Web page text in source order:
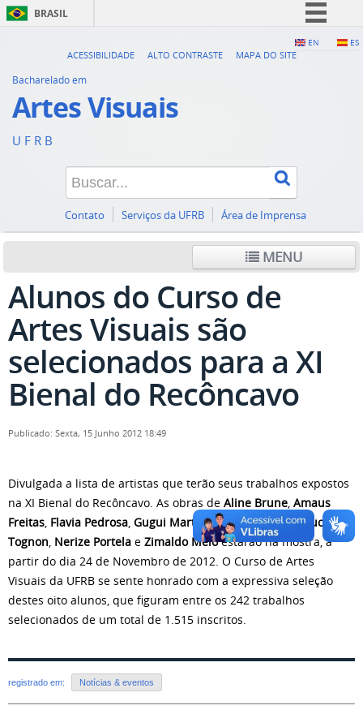
BRASIL
Canais
EN ES
ACESSIBILIDADE ALTO CONTRASTE MAPA DO SITE
Bacharelado em
Artes Visuais
U F R B
Contato Serviços da UFRB Área de Imprensa
MENU
Alunos do Curso de
Artes Visuais são
selecionados para a XI
Bienal do Recôncavo
Publicado: Sexta, 15 Junho 2012 18:49
Divulgada a lista de artistas que terão seus trabalhos expostos
na XI Bienal do Recôncavo. As obras de Aline Brune, Amaus
Freitas, Flavia Pedrosa, Gugui Martinez,Lilian Ventura,Luciana
Tognon, Nerize Portela e Zimaldo Meloestarão na mostra, a
partir do dia 24 de Novembro de 2012. O Curso de Artes
Visuais da UFRB se sente honrado com a expressiva seleção
destes oito alunos, que figuram entre os 242 trabalhos
selecionados de um total de 1.515 inscritos.
registrado em: Notícias & eventos